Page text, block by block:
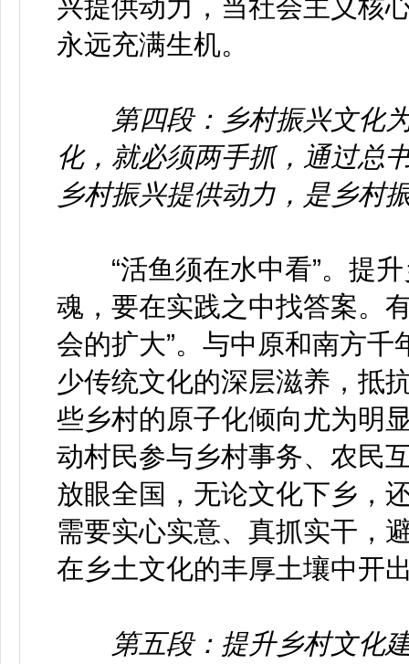
兴提供动力，当社会主义核
永远充满生机。
第四段：乡村振兴文化
化，就必须两手抓，通过总
乡村振兴提供动力，是乡村
“活鱼须在水中看”。提升
魂，要在实践之中找答案。
会的扩大”。与中原和南方
少传统文化的深层滋养，抵
些乡村的原子化倾向尤为明
动村民参与乡村事务、农民
放眼全国，无论文化下乡，
需要实心实意、真抓实干，
在乡土文化的丰厚土壤中开
第五段：提升乡村文化